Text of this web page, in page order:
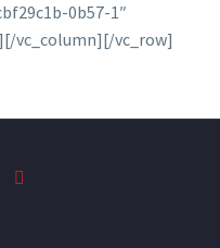
0b57-1″
vc_column][/vc_row]